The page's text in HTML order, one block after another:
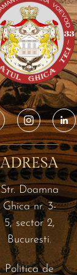
ADRESA
Str. Doamna
Ghica nr. 3-
5, sector 2,
Bucuresti.
Politica de